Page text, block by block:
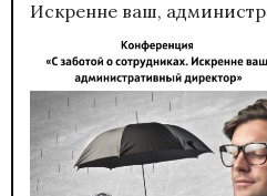
Искренне ваш,